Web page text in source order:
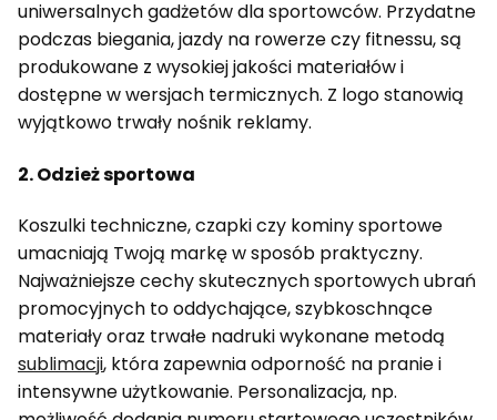
uniwersalnych gadżetów dla sportowców. Przydatne
podczas biegania, jazdy na rowerze czy fitnessu, są
produkowane z wysokiej jakości materiałów i
dostępne w wersjach termicznych. Z logo stanowią
wyjątkowo trwały nośnik reklamy.
2. Odzież sportowa
Koszulki techniczne, czapki czy kominy sportowe
umacniają Twoją markę w sposób praktyczny.
Najważniejsze cechy skutecznych sportowych ubrań
promocyjnych to oddychające, szybkoschnące
materiały oraz trwałe nadruki wykonane metodą
sublimacji, która zapewnia odporność na pranie i
intensywne użytkowanie. Personalizacja, np.